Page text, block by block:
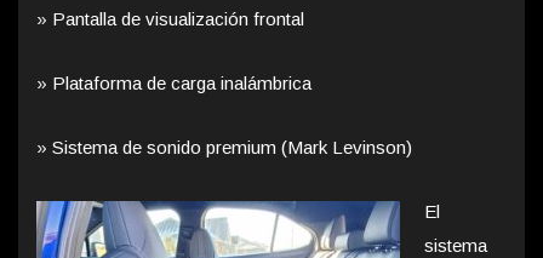
» Pantalla de visualización frontal
» Plataforma de carga inalámbrica
» Sistema de sonido premium (Mark Levinson)
El
sistema